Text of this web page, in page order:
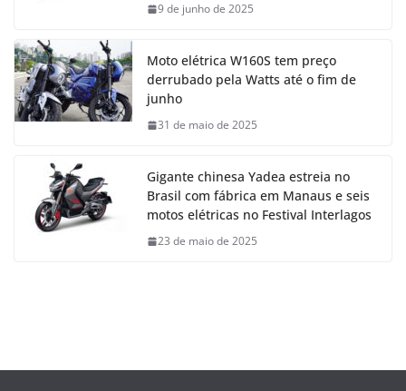
9 de junho de 2025
Moto elétrica W160S tem preço
derrubado pela Watts até o fim de
junho
31 de maio de 2025
Gigante chinesa Yadea estreia no
Brasil com fábrica em Manaus e seis
motos elétricas no Festival Interlagos
23 de maio de 2025